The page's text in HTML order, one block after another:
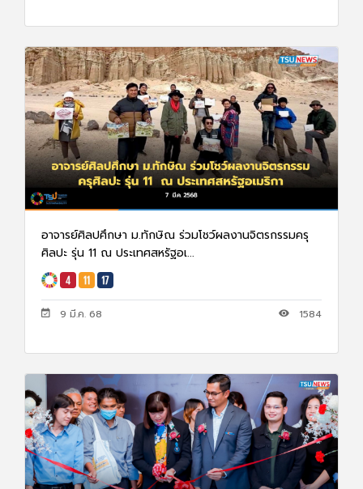
อาจารย์ศิลปศึกษา ม.ทักษิณ ร่วมโชว์ผลงานจิตรกรรมครุ
ศิลปะ รุ่น 11 ณ ประเทศสหรัฐอเ...
9 มี.ค. 68 1584